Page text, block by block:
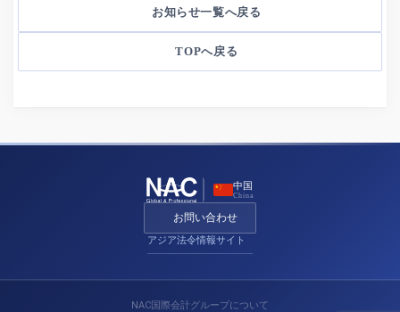
お知らせ一覧へ戻る
TOPへ戻る
中国
China
お問い合わせ
アジア法令情報サイト
NAC国際会計グループについて